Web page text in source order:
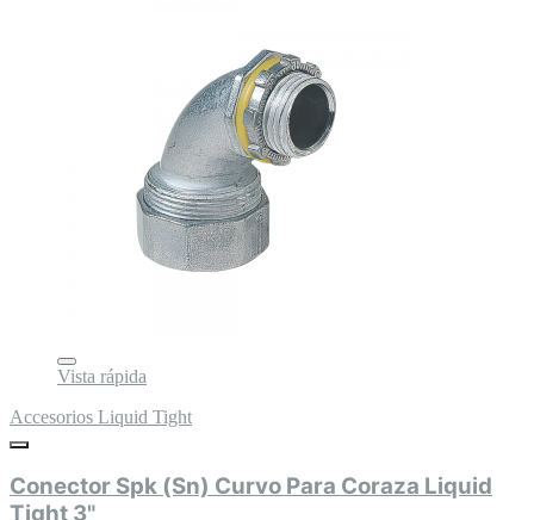
Vista rápida
Accesorios Liquid Tight
Conector Spk (Sn) Curvo Para Coraza Liquid
Tight 3"